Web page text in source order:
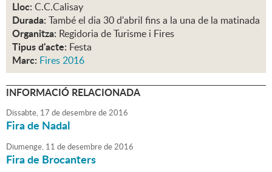
Lloc: C.C.Calisay
Durada: També el dia 30 d'abril fins a la una de la matinada
Organitza: Regidoria de Turisme i Fires
Tipus d'acte: Festa
Marc: Fires 2016
INFORMACIÓ RELACIONADA
Dissabte, 17 dedesembrede2016
Fira de Nadal
Diumenge, 11 dedesembrede2016
Fira de Brocanters